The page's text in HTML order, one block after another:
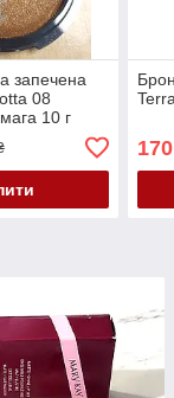
запечена
08
10 г
170